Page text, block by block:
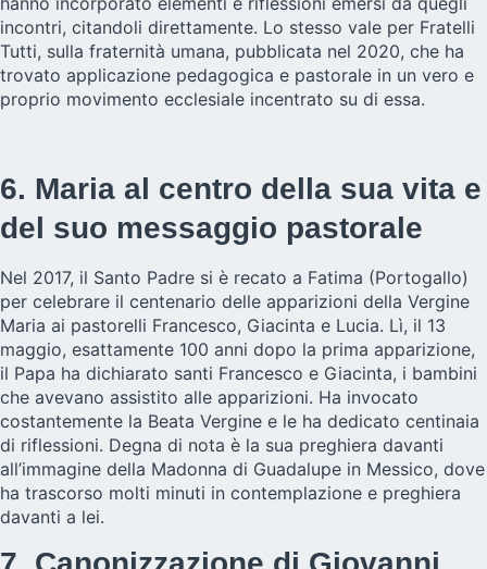
incontri, citandoli direttamente. Lo stesso vale per Fratelli
Tutti, sulla fraternità umana, pubblicata nel 2020, che ha
trovato applicazione pedagogica e pastorale in un vero e
proprio movimento ecclesiale incentrato su di essa.
6. Maria al centro della sua vita e
del suo messaggio pastorale
Nel 2017, il Santo Padre si è recato a Fatima (Portogallo)
per celebrare il centenario delle apparizioni della Vergine
Maria ai pastorelli Francesco, Giacinta e Lucia. Lì, il 13
maggio, esattamente 100 anni dopo la prima apparizione,
il Papa ha dichiarato santi Francesco e Giacinta, i bambini
che avevano assistito alle apparizioni. Ha invocato
costantemente la Beata Vergine e le ha dedicato centinaia
di riflessioni. Degna di nota è la sua preghiera davanti
all’immagine della Madonna di Guadalupe in Messico, dove
ha trascorso molti minuti in contemplazione e preghiera
davanti a lei.